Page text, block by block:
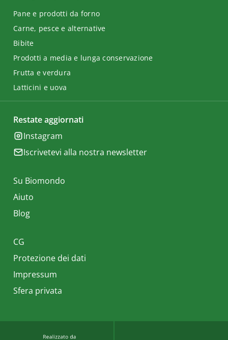
Pane e prodotti da forno
Carne, pesce e alternative
Bibite
Prodotti a media e lunga conservazione
Frutta e verdura
Latticini e uova
Restate aggiornati
Instagram
Iscrivetevi alla nostra newsletter
Su Biomondo
Aiuto
Blog
CG
Protezione dei dati
Impressum
Sfera privata